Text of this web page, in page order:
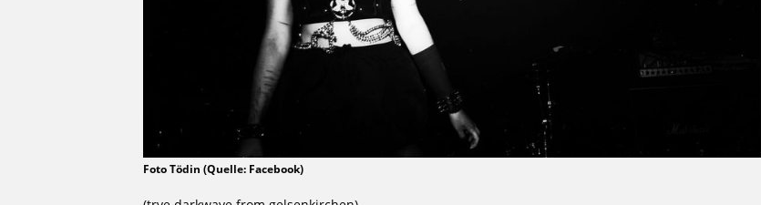
Foto Tödin (Quelle: Facebook)